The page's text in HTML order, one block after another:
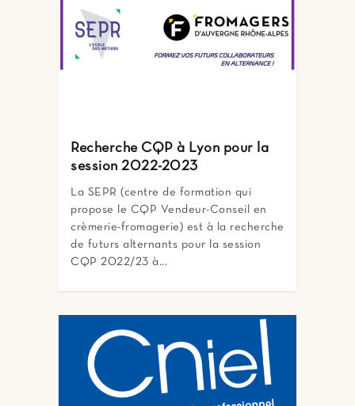
Recherche CQP à Lyon pour la
session 2022-2023
La SEPR (centre de formation qui
propose le CQP Vendeur-Conseil en
crèmerie-fromagerie) est à la recherche
de futurs alternants pour la session
CQP 2022/23 à...